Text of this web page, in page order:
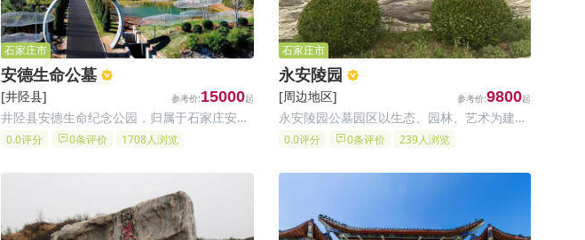
石家庄市
安德生命公墓
[井陉县] 15000
井陉县安德生命纪念公园，归属于石家庄安德
公墓管理有限公司；井陉县安德生命纪念公园
庄市井陉县，是集生态、祭祀、文化、祈福、
墓葬等功能为一体的生命纪念公园。
0.0评分 0条评价 1708人浏览
石家庄市
永安陵园
[周边地区] 9800
永安陵园公墓园区以生态、园林、艺术为建园
宗旨，努力打造一个集美丽陵园、纪念公园、
化人文纪念公园。
0.0评分 0条评价 239人浏览